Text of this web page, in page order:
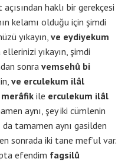
haklı bir gerekçesi
kelamı olduğu için şimdi
yıkayın, ve eydiyekum
yıkayın, şimdi
sonra vemsehû bi
ve erculekum ilâl
ile erculekum ilâl
aynı, şey iki cümlenin
tamamen aynı gasilden
sonrada iki tane mef’ul var.
efendim fagsilû